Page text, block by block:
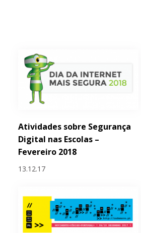
Atividades sobre Segurança
Digital nas Escolas –
Fevereiro 2018
13.12.17
Páginas